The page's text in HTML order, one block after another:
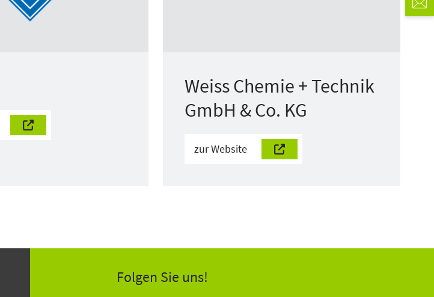
Weiss Chemie + Technik
GmbH & Co. KG
zur Website
Folgen Sie uns!